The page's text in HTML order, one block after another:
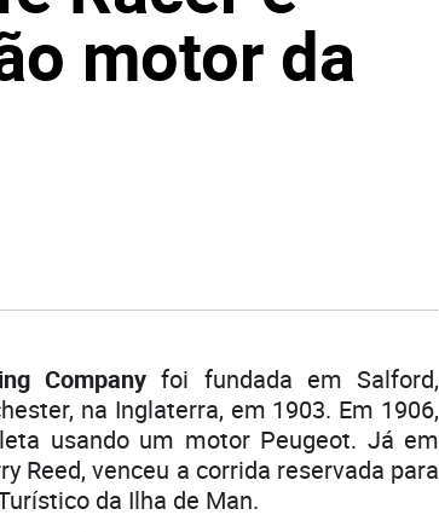
motor da
Company foi fundada em Salford,
na Inglaterra, em 1903. Em 1906,
usando um motor Peugeot. Já em
Reed, venceu a corrida reservada para
da Ilha de Man.